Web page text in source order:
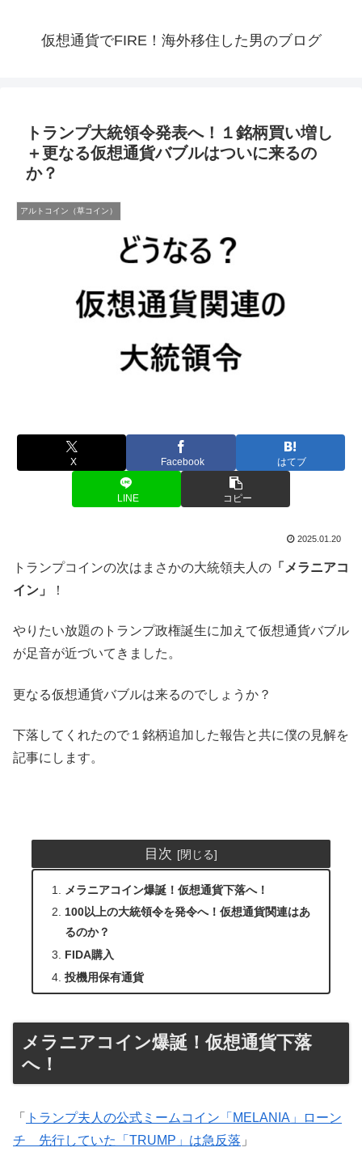
仮想通貨でFIRE！海外移住した男のブログ
トランプ大統領令発表へ！１銘柄買い増し
＋更なる仮想通貨バブルはついに来るの
か？
アルトコイン（草コイン）
X Facebook はてブ
LINE コピー
2025.01.20
トランプコインの次はまさかの大統領夫人の 「メラニアコ
イン」
！
やりたい放題のトランプ政権誕生に加えて仮想通貨バブル
が足音が近づいてきました。
更なる仮想通貨バブルは来るのでしょうか？
下落してくれたので１銘柄追加した報告と共に僕の見解を
記事にします。
目次
メラニアコイン爆誕！仮想通貨下落へ！
100以上の大統領令を発令へ！仮想通貨関連はあ
るのか？
FIDA購入
投機用保有通貨
メラニアコイン爆誕！仮想通貨下落
へ！
「
トランプ夫人の公式ミームコイン「MELANIA」ローン
チ 先行していた「TRUMP」は急反落 」